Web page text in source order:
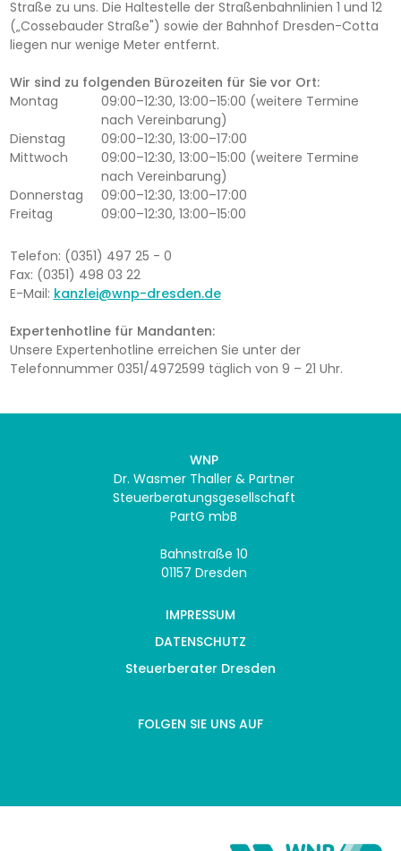
Straße zu uns. Die Haltestelle der Straßenbahnlinien 1 und 12
(„Cossebauder Straße") sowie der Bahnhof Dresden-Cotta
liegen nur wenige Meter entfernt.
Wir sind zu folgenden Bürozeiten für Sie vor Ort:
Montag
09:00–12:30, 13:00–15:00 (weitere Termine
nach Vereinbarung)
Dienstag
09:00–12:30, 13:00–17:00
Mittwoch
09:00–12:30, 13:00–15:00 (weitere Termine
nach Vereinbarung)
Donnerstag
09:00–12:30, 13:00–17:00
Freitag
09:00–12:30, 13:00–15:00
Telefon: (0351) 497 25 - 0
Fax: (0351) 498 03 22
E-Mail: kanzlei@wnp-dresden.de
Expertenhotline für Mandanten:
Unsere Expertenhotline erreichen Sie unter der
Telefonnummer 0351/4972599 täglich von 9 – 21 Uhr.
WNP
Dr. Wasmer Thaller & Partner
Steuerberatungsgesellschaft
PartG mbB
Bahnstraße 10
01157 Dresden
IMPRESSUM
DATENSCHUTZ
Steuerberater Dresden
FOLGEN SIE UNS AUF